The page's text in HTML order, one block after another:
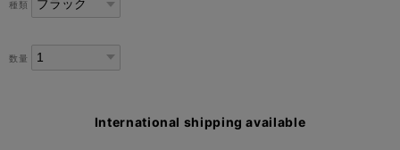
種類
数量
International shipping available